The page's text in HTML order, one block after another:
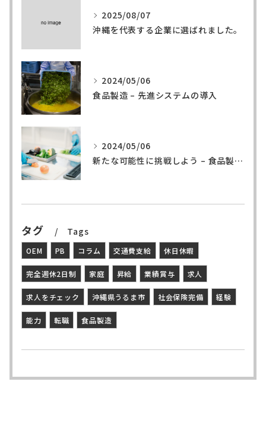
2025/08/07
沖縄を代表する企業に選ばれました。
2024/05/06
食品製造 – 先進システムの導入
2024/05/06
新たな可能性に挑戦しよう – 食品製造の世界へ
タグ Tags
OEM PB コラム 交通費支給 休日休暇
完全週休2日制 家庭 昇給 業績賞与 求人
求人をチェック 沖縄県うるま市 社会保険完備 経験
能力 転職 食品製造